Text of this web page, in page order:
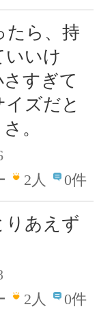
たら、持
いいけ
すぎて
ズだと
。
2人 0件
りあえず
2人 0件